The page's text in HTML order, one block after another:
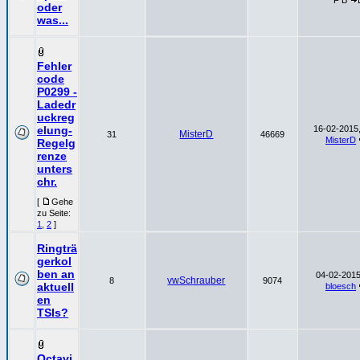
oder
was...
Fehler
code
P0299 -
Ladedr
uckreg
elung-
Regelg
renze
unters
chr.
[
Gehe
zu Seite:
1
2 ]
31 MisterD 46669
16-02-
MisterD
Ringträ
gerkol
ben an
aktuell
en
TSIs?
8 vwSchrauber 9074
04-02-
bloesch